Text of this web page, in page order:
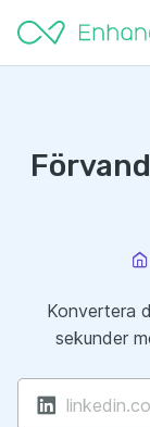
Konvertera
sekunder